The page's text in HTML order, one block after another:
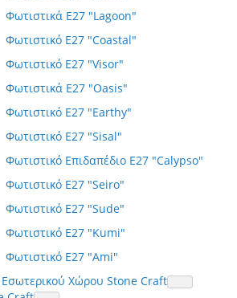
Φωτιστικά E27 "Lagoon"
Φωτιστικό E27 "Coastal"
Φωτιστικό E27 "Visor"
Φωτιστικά E27 "Oasis"
Φωτιστικό E27 "Earthy"
Φωτιστικό E27 "Sisal"
Φωτιστικό Επιδαπέδιο E27 "Calypso"
Φωτιστικό E27 "Seiro"
Φωτιστικό E27 "Sude"
Φωτιστικό E27 "Kumi"
Φωτιστικό E27 "Ami"
Χώρου Stone Craft